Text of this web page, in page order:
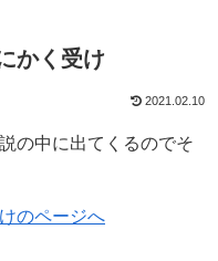
かく受け
2021.02.10
の中に出てくるのでそ
のページへ